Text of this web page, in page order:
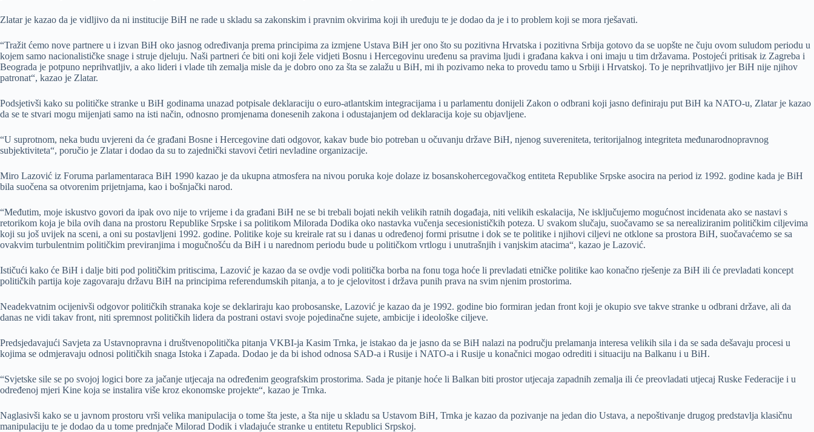
Zlatar je kazao da je vidljivo da ni institucije BiH ne rade u skladu sa zakonskim i pravnim okvirima koji ih uređuju te je dodao da je i to problem koji se mora rješavati.
“Tražit ćemo nove partnere u i izvan BiH oko jasnog određivanja prema principima za izmjene Ustava BiH jer ono što su pozitivna Hrvatska i pozitivna Srbija gotovo da se uopšte ne čuju ovom suludom periodu u
kojem samo nacionalističke snage i struje djeluju. Naši partneri će biti oni koji žele vidjeti Bosnu i Hercegovinu uređenu sa pravima ljudi i građana kakva i oni imaju u tim državama. Postojeći pritisak iz Zagreba i
Beograda je potpuno neprihvatljiv, a ako lideri i vlade tih zemalja misle da je dobro ono za šta se zalažu u BiH, mi ih pozivamo neka to provedu tamo u Srbiji i Hrvatskoj. To je neprihvatljivo jer BiH nije njihov
patronat“, kazao je Zlatar.
Podsjetivši kako su političke stranke u BiH godinama unazad potpisale deklaraciju o euro-atlantskim integracijama i u parlamentu donijeli Zakon o odbrani koji jasno definiraju put BiH ka NATO-u, Zlatar je kazao
da se te stvari mogu mijenjati samo na isti način, odnosno promjenama donesenih zakona i odustajanjem od deklaracija koje su objavljene.
“U suprotnom, neka budu uvjereni da će građani Bosne i Hercegovine dati odgovor, kakav bude bio potreban u očuvanju države BiH, njenog suvereniteta, teritorijalnog integriteta međunarodnopravnog
subjektiviteta“, poručio je Zlatar i dodao da su to zajednički stavovi četiri nevladine organizacije.
Miro Lazović iz Foruma parlamentaraca BiH 1990 kazao je da ukupna atmosfera na nivou poruka koje dolaze iz bosanskohercegovačkog entiteta Republike Srpske asocira na period iz 1992. godine kada je BiH
bila suočena sa otvorenim prijetnjama, kao i bošnjački narod.
“Međutim, moje iskustvo govori da ipak ovo nije to vrijeme i da građani BiH ne se bi trebali bojati nekih velikih ratnih događaja, niti velikih eskalacija, Ne isključujemo mogućnost incidenata ako se nastavi s
retorikom koja je bila ovih dana na prostoru Republike Srpske i sa politikom Milorada Dodika oko nastavka vučenja secesionističkih poteza. U svakom slučaju, suočavamo se sa nerealiziranim političkim ciljevima
koji su još uvijek na sceni, a oni su postavljeni 1992. godine. Politike koje su kreirale rat su i danas u određenoj formi prisutne i dok se te politike i njihovi ciljevi ne otklone sa prostora BiH, suočavaćemo se sa
ovakvim turbulentnim političkim previranjima i mogučnošću da BiH i u narednom periodu bude u političkom vrtlogu i unutrašnjih i vanjskim atacima“, kazao je Lazović.
Ističući kako će BiH i dalje biti pod političkim pritiscima, Lazović je kazao da se ovdje vodi politička borba na fonu toga hoće li prevladati etničke politike kao konačno rješenje za BiH ili će prevladati koncept
političkih partija koje zagovaraju državu BiH na principima referendumskih pitanja, a to je cjelovitost i država punih prava na svim njenim prostorima.
Neadekvatnim ocijenivši odgovor političkih stranaka koje se deklariraju kao probosanske, Lazović je kazao da je 1992. godine bio formiran jedan front koji je okupio sve takve stranke u odbrani države, ali da
danas ne vidi takav front, niti spremnost političkih lidera da postrani ostavi svoje pojedinačne sujete, ambicije i ideološke ciljeve.
Predsjedavajući Savjeta za Ustavnopravna i društvenopolitička pitanja VKBI-ja Kasim Trnka, je istakao da je jasno da se BiH nalazi na području prelamanja interesa velikih sila i da se sada dešavaju procesi u
kojima se odmjeravaju odnosi političkih snaga Istoka i Zapada. Dodao je da bi ishod odnosa SAD-a i Rusije i NATO-a i Rusije u konačnici mogao odrediti i situaciju na Balkanu i u BiH.
“Svjetske sile se po svojoj logici bore za jačanje utjecaja na određenim geografskim prostorima. Sada je pitanje hoće li Balkan biti prostor utjecaja zapadnih zemalja ili će preovladati utjecaj Ruske Federacije i u
određenoj mjeri Kine koja se instalira više kroz ekonomske projekte“, kazao je Trnka.
Naglasivši kako se u javnom prostoru vrši velika manipulacija o tome šta jeste, a šta nije u skladu sa Ustavom BiH, Trnka je kazao da pozivanje na jedan dio Ustava, a nepoštivanje drugog predstavlja klasičnu
manipulaciju te je dodao da u tome prednjače Milorad Dodik i vladajuće stranke u entitetu Republici Srpskoj.